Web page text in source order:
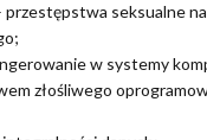
przestępstwa seksualne
w systemy
złośliwego